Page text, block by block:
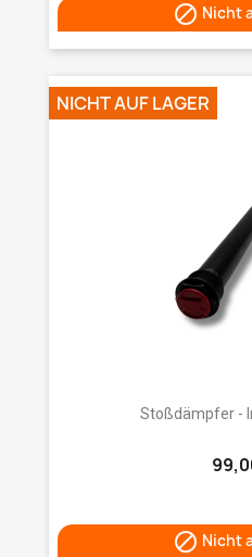
 Nicht
Stoßdämpfer -
 Nicht
NICHT AUF LAGER